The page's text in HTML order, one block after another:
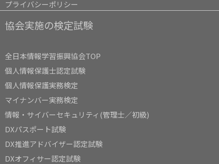
プライバシーポリシー
協会実施の検定試験
全日本情報学習振興協会TOP
個人情報保護士認定試験
個人情報保護実務検定
マイナンバー実務検定
情報・サイバーセキュリティ(管理士／初級)
DXパスポート試験
DX推進アドバイザー認定試験
DXオフィサー認定試験